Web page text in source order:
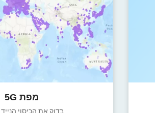
מפת 5G
בדוק את הכיסוי